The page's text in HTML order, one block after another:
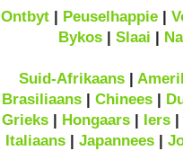
Ontbyt| Peuselhappie|
Bykos| Slaai |
Suid-Afrikaans |
Brasiliaans | Chinees |
Grieks | Hongaars | Iers |
Italiaans | Japannees |